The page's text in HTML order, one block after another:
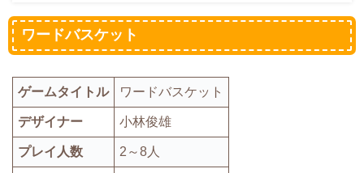
ワードバスケット
ゲームタイトル ワードバスケット
デザイナー 小林俊雄
プレイ人数 2～8人